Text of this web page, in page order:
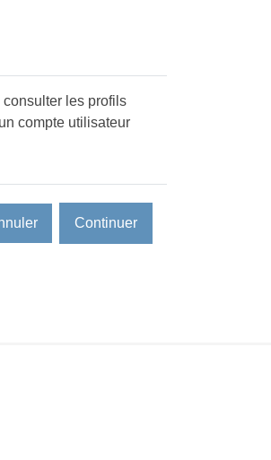
les profils
compte utilisateur
Continuer